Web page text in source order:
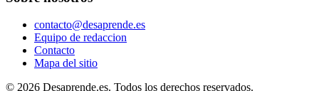
contacto@desaprende.es
Equipo de redaccion
Contacto
Mapa del sitio
© 2026 Desaprende.es. Todos los derechos reservados.